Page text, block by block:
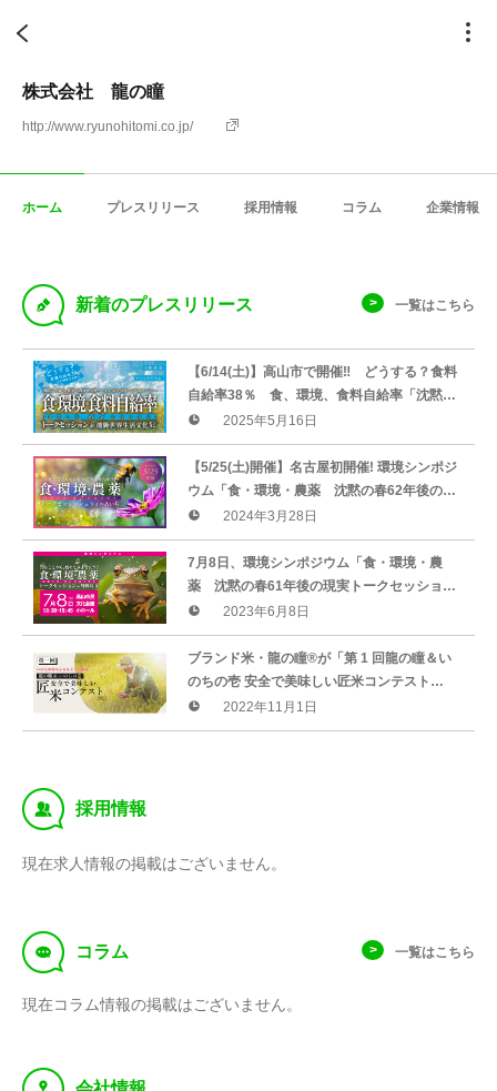
株式会社 龍の瞳
http://www.ryunohitomi.co.jp/
ホーム プレスリリース 採用情報 コラム 企業情報
D 新着のプレスリリース 一覧はこちら
【6/14(土)】高山市で開催‼ どうする？食料
自給率38％ 食、環境、食料自給率「沈黙の
春63年後の現実トークセッションIn飛騨・世
界生活文化センター」
2025年5月16日
【5/25(土)開催】名古屋初開催! 環境シンポジ
ウム「食・環境・農薬 沈黙の春62年後の現
実トークセッションinウィルあいち」まであ
と2ヶ月!
2024年3月28日
7月8日、環境シンポジウム「食・環境・農
薬 沈黙の春61年後の現実トークセッション
in飛騨高山」を開催!!
2023年6月8日
ブランド米・龍の瞳®が「第 1 回龍の瞳＆い
のちの壱 安全で美味しい匠米コンテスト
2022」を11月5日(土)に下呂市・星雲会館で開
催します
2022年11月1日
‰ 採用情報
現在求人情報の掲載はございません。
f コラム 一覧はこちら
現在コラム情報の掲載はございません。